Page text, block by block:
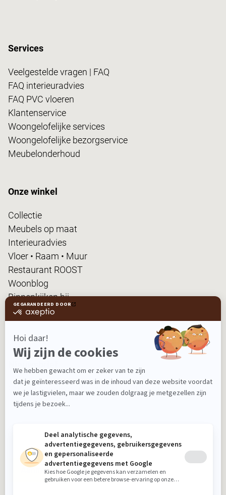
Services
Veelgestelde vragen | FAQ
FAQ interieuradvies
FAQ PVC vloeren
Klantenservice
Woongelofelijke services
Woongelofelijke bezorgservice
Meubelonderhoud
Onze winkel
Collectie
Meubels op maat
Interieuradvies
Vloer • Raam • Muur
Restaurant ROOST
Woonblog
Binnenkijken bij...
FanPas
Ontvang nieuws, tips en de laatste acties!
Aanmelden